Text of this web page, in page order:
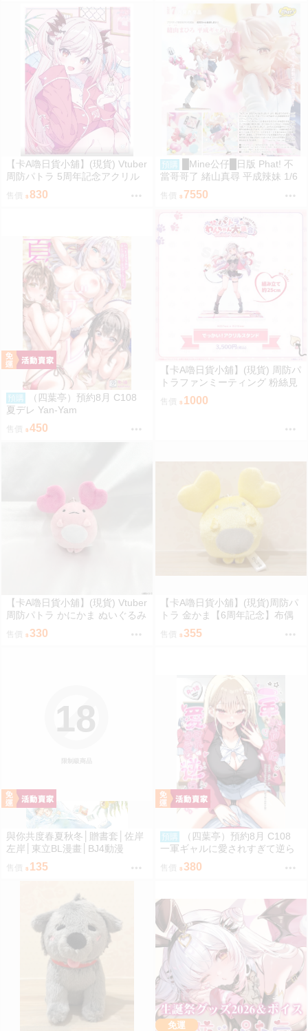
【卡A嚕日貨小舖】(現貨) Vtuber
周防パトラ 5周年記念アクリル
ボード 壓克力立板
售價 830
預購
█Mine公仔█日版 Phat! 不
當哥哥了 緒山真尋 平成辣妹 1/6
PVC D9282
售價 7550
預購
（四葉亭）預約8月 C108
夏デレ Yan-Yam
450
【卡A嚕日貨小舖】(現貨) 周防パ
トラファンミーティング 粉絲見
面會『パトラのわんちゃん大集
合』でっかい！！アクリルスタ
1000
【卡A嚕日貨小舖】(現貨) Vtuber
周防パトラ かにかま ぬいぐるみ
キーホルダー 布偶鑰匙圈
售價 330
【卡A嚕日貨小舖】(現貨)周防パ
トラ 金かま【6周年記念】布偶
售價 355
限制級商品
18
與你共度春夏秋冬│贈書套│佐岸
左岸│東立BL漫畫│BJ4動漫
135
預購
（四葉亭）預約8月 C108
一軍ギャルに愛されすぎて逆ら
えない 伊倉ナギサ
380
免運